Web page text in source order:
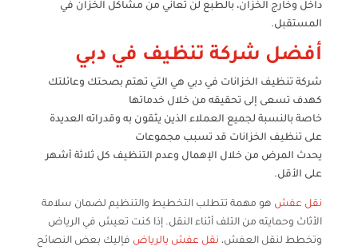
داخل وخارج الخزان، بالطبع لن تعاني من مشاكل الخزان في
المستقبل.
أفضل شركة تنظيف في دبي
شركة تنظيف الخزانات في دبي هي التي تهتم بصحتك وعائلتك
كهدف تسعى إلى تحقيقه من خلال خدماتها
خاصة بالنسبة لجميع العملاء الذين يثقون به وقدراته العديدة
على تنظيف الخزانات قد تسبب مجموعات
يحدث المرض من خلال الإهمال وعدم التنظيف كل ثلاثة أشهر
على الأقل.
نقل عفش هو مهمة تتطلب التخطيط والتنظيم لضمان سلامة
الأثاث وحمايته من التلف أثناء النقل. إذا كنت تعيش في الرياض
وتخطط لنقل العفش، نقل عفش بالرياض فإليك بعض النصائح